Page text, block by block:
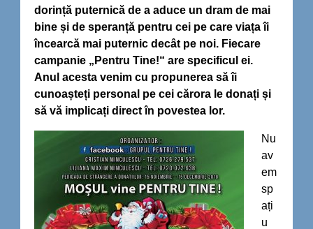
dorință puternică de a aduce un dram de mai
bine și de speranță pentru cei pe care viața îi
încearcă mai puternic decât pe noi. Fiecare
campanie „Pentru Tine!“ are specificul ei.
Anul acesta venim cu propunerea să îi
cunoașteți personal pe cei cărora le donați și
să vă implicați direct în povestea lor.
Nu
av
em
sp
ați
u